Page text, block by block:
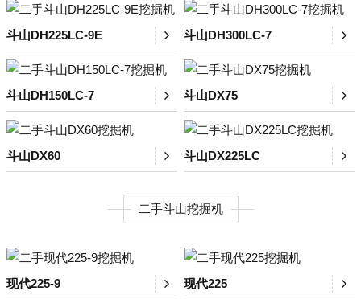
斗山DH225LC-9E 斗山DH300LC-7
斗山DH150LC-7 斗山DX75
斗山DX60 斗山DX225LC
二手斗山挖掘机
现代225-9 现代225